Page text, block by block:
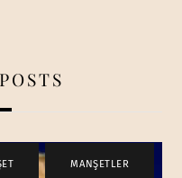
, MANŞETLER